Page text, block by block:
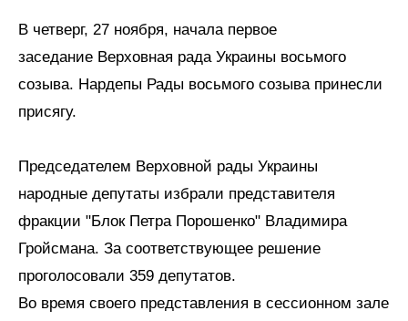
В четверг, 27 ноября, начала первое
заседание Верховная рада Украины восьмого
созыва. Нардепы Рады восьмого созыва принесли
присягу.
Председателем Верховной рады Украины
народные депутаты избрали представителя
фракции "Блок Петра Порошенко" Владимира
Гройсмана. За соответствующее решение
проголосовали 359 депутатов.
Во время своего представления в сессионном зале